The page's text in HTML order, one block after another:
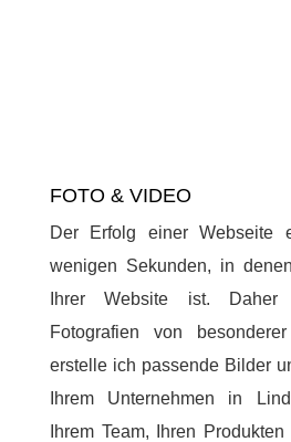
FOTO & VIDEO
Der Erfolg einer Webseite
wenigen Sekunden, in
Ihrer Website ist. Daher
Fotografien von
erstelle ich passende Bilder
Ihrem Unternehmen in
Ihrem Team, Ihren